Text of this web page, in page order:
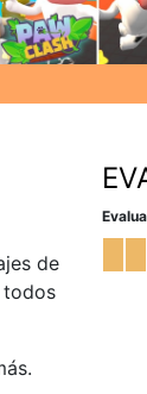
de
todos